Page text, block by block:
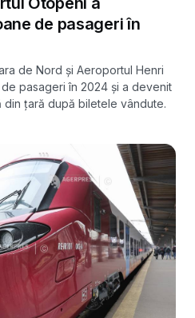
de pasageri în
de Nord și Aeroportul Henri
pasageri în 2024 și a devenit
din țară după biletele vândute.